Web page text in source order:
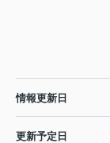
情報更新日
更新予定日